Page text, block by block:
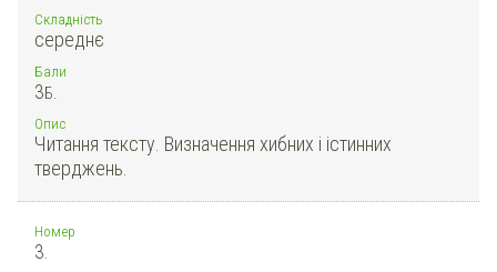
Складність
середнє
Бали
3Б.
Опис
Читання тексту. Визначення хибних і істинних
тверджень.
Номер
3.